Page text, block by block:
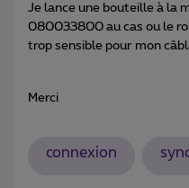
Je lance une bouteille à la
080033800 au cas ou le
trop sensible pour mon
Merci
connexion